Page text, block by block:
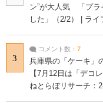
ン”が大人気 「プラ
した」（2/2） | ライ
3
コメント数： 7
兵庫県の「ケーキ」
【7月12日は「デコ
ねとらぼリサーチ：